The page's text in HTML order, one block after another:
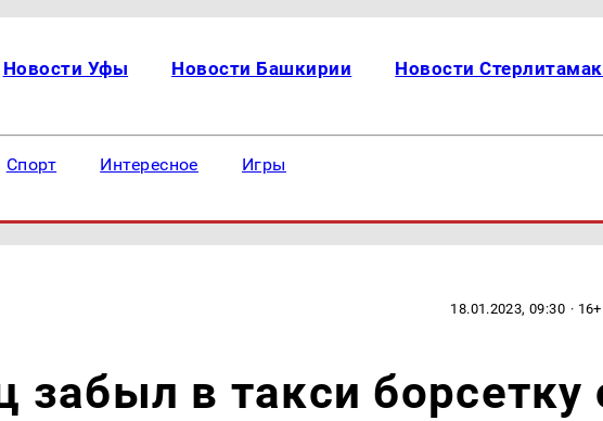
Новости Уфы Новости Башкирии Новости
Спорт Интересное Игры
18.01.2023, 09:30 · 16+
забыл в такси борсетку